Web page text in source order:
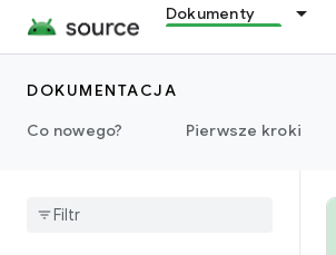
Dokumenty
DOKUMENTACJA
Co nowego?
Pierwsze kroki